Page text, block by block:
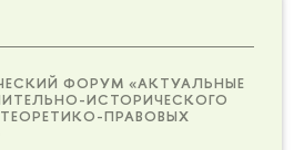
ФОРУМ «АКТУАЛЬНЫЕ
ИСТОРИЧЕСКОГО
ПРАВОВЫХ